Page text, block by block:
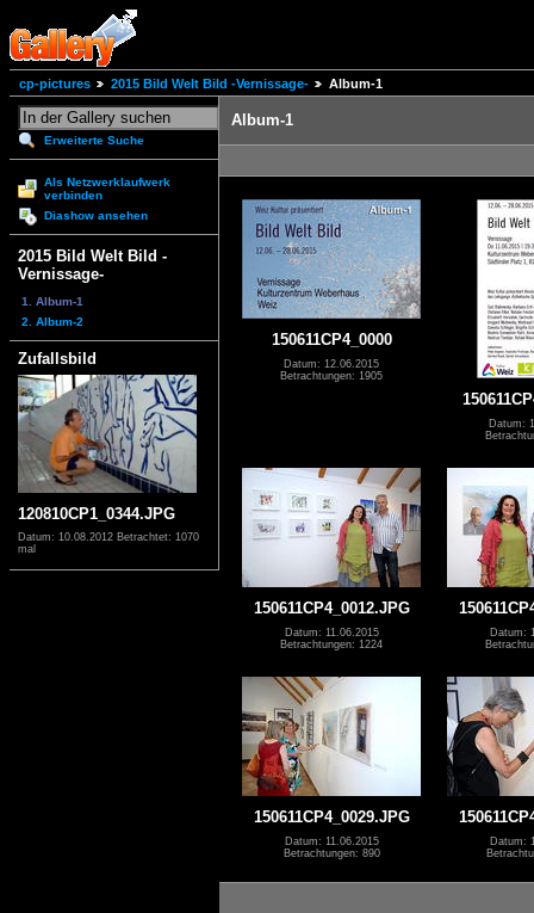
cp-pictures 2015 Bild Welt Bild -Vernissage- Album-1
Erweiterte Suche
Als Netzwerklaufwerk
verbinden
Diashow ansehen
2015 Bild Welt Bild -
Vernissage-
1. Album-1
2. Album-2
Zufallsbild
120810CP1_0344.JPG
Datum: 10.08.2012 Betrachtet: 1070
mal
Album-1
150611CP4_0000
Datum: 12.06.2015
Betrachtungen: 1905
Datum:
150611CP4_0012.JPG
Datum: 11.06.2015
Betrachtungen: 1224
Datum:
150611CP4_0029.JPG
Datum: 11.06.2015
Betrachtungen: 890
Datum: